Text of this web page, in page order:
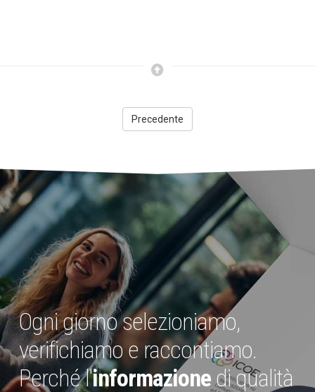
Precedente
Ogni giorno selezioniamo,
verifichiamo e raccontiamo.
Perché l'informazionedi qualità